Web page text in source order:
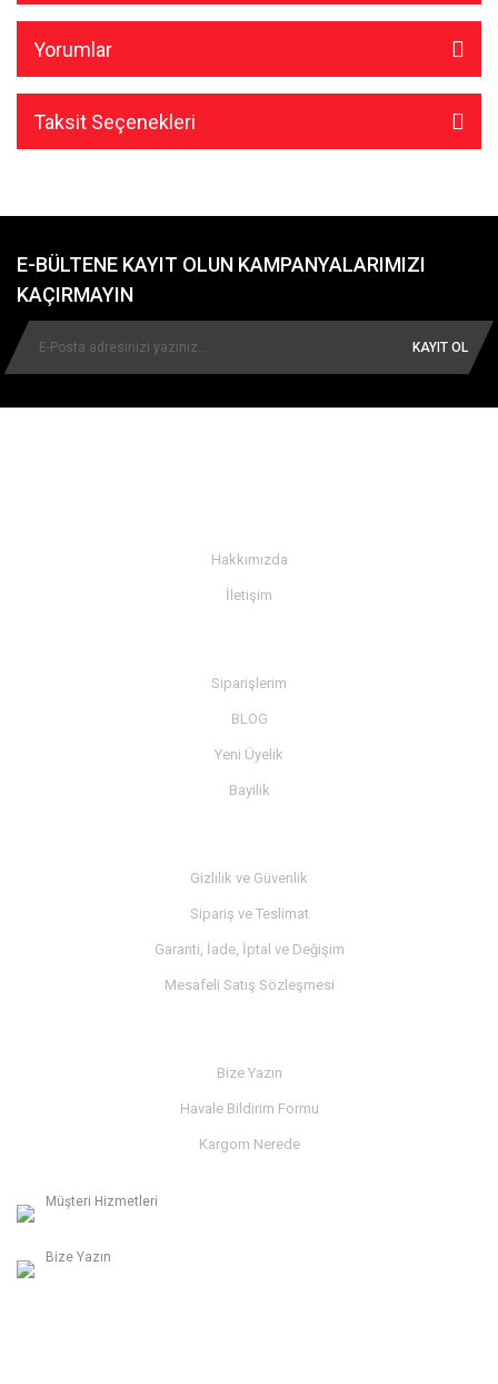
Yorumlar
Taksit Seçenekleri
E-BÜLTENE KAYIT OLUN KAMPANYALARIMIZI
KAÇIRMAYIN
KAYIT OL
Hakkımızda
İletişim
Siparişlerim
BLOG
Yeni Üyelik
Bayilik
Gizlilik ve Güvenlik
Sipariş ve Teslimat
Garanti, İade, İptal ve Değişim
Mesafeli Satış Sözleşmesi
Bize Yazın
Havale Bildirim Formu
Kargom Nerede
Müşteri Hizmetleri
Bize Yazın